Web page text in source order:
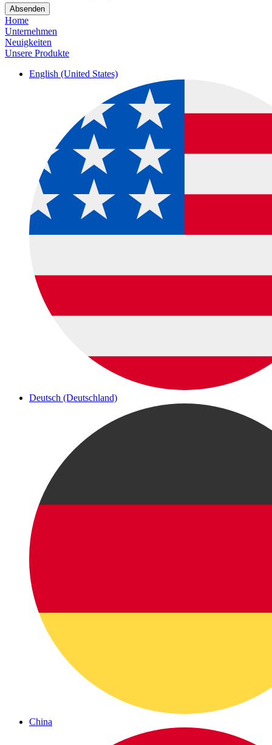
Absenden
Home
Unternehmen
Neuigkeiten
Unsere Produkte
English (United States)
Deutsch (Deutschland)
China